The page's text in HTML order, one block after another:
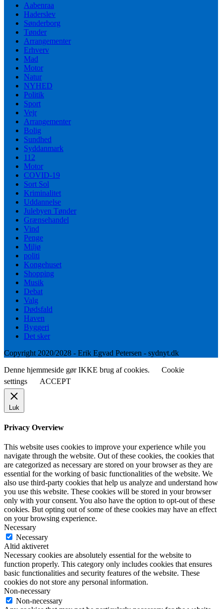
Aabenraa
Haderslev
Sønderborg
Tønder
Arrangementer
Erhverv
Mad
Motor
Natur
NYHED
Politik
Sport
Vejr
Arrangementer
Bolig
Sundhed
Syddanmark
112
Motor
COVID-19
Sort Sol
Kriminalitet
Uddannelse
Julebyen Tønder
Grænsehandel
Vind
Penge
Miljø
politi
Kongehuset
Shopping
Musik
Debat
Valg
Dødsfald
Haven
Byggeri
Det sker
Copyright 2020/2028 - Erik Egvad Petersen - sydnyt.dk
Denne hjemmeside gør IKKE brug af cookies.
Cookie
settings
ACCEPT
Luk
Privacy Overview
This website uses cookies to improve your experience while you
navigate through the website. Out of these cookies, the cookies that
are categorized as necessary are stored on your browser as they are
essential for the working of basic functionalities of the website. We
also use third-party cookies that help us analyze and understand how
you use this website. These cookies will be stored in your browser
only with your consent. You also have the option to opt-out of these
cookies. But opting out of some of these cookies may have an effect
on your browsing experience.
Necessary
Necessary
Altid aktiveret
Necessary cookies are absolutely essential for the website to
function properly. This category only includes cookies that ensures
basic functionalities and security features of the website. These
cookies do not store any personal information.
Non-necessary
Non-necessary